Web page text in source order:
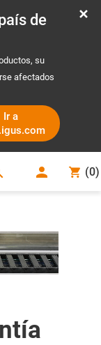
de
su
afectados
Ir a
(0)